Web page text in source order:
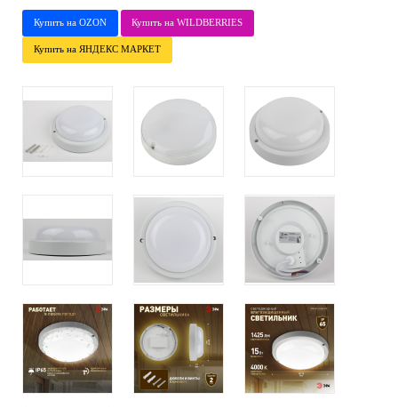
Купить на OZON Купить на WILDBERRIES
Купить на ЯНДЕКС МАРКЕТ